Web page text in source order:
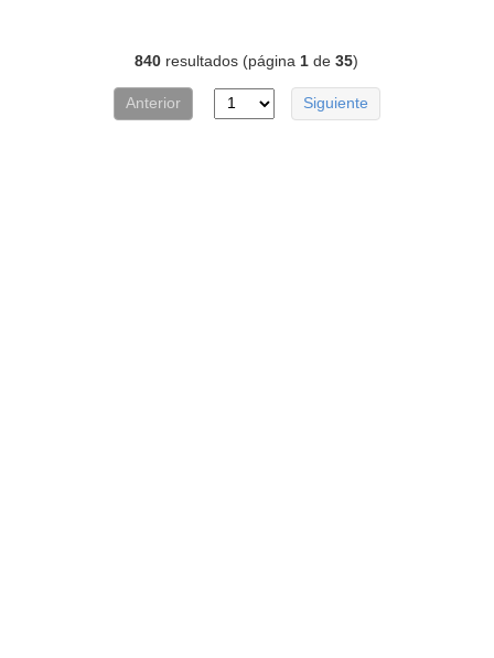
840 resultados (página 1 de35)
Anterior Siguiente